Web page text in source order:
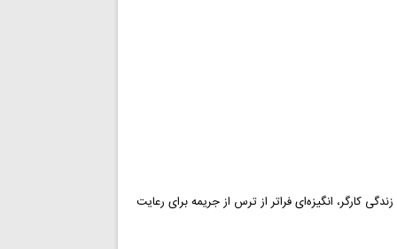
انگیزه‌ای فراتر از ترس از جریمه برای رعایت